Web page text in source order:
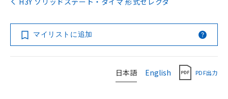
マイリストに追加
日本語 English PDF出力